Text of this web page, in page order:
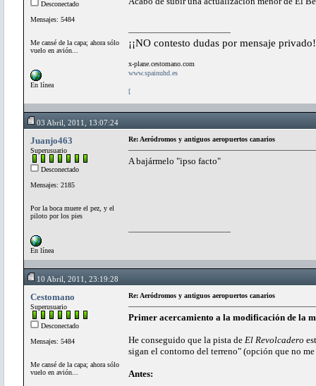
Desconectado
Mensajes: 5484
Me cansé de la capa; ahora sólo
vuelo en avión...
En línea
¡¡NO contesto dudas por mensaje
x-plane.cestomano.com
www.spainuhd.es
[
03 Abril, 2011, 13:07:24
Juanjo463
Superusuario
Desconectado
Mensajes: 2185
Por la boca muere el pez, y el
piloto por los pies
En línea
Re: Aeródromos y antiguos aeropuertos canarios
A bajármelo "ipso facto"
10 Abril, 2011, 23:19:28
Cestomano
Superusuario
Desconectado
Mensajes: 5484
Me cansé de la capa; ahora sólo
vuelo en avión...
Re: Aeródromos y antiguos aeropuertos canarios
Primer acercamiento a la modificación de la
He conseguido que la pista de El Revolcadero
sigan el contorno del terreno" (opción que no
Antes: